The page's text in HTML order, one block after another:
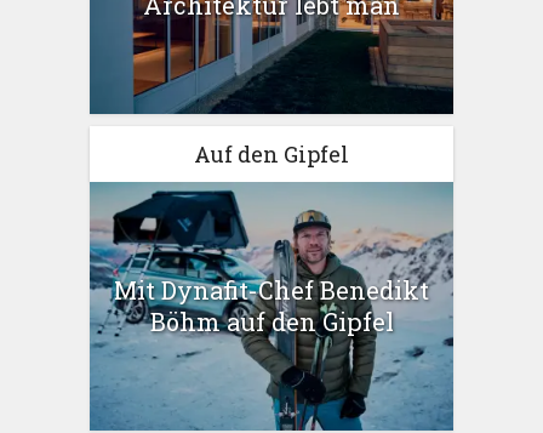
Auf den Gipfel
Mit Dynafit-Chef Benedikt
Böhm auf den Gipfel